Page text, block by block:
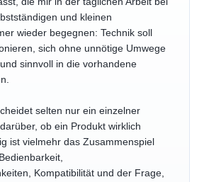
und kleinen
wieder begegnen: Technik soll
sich ohne unnötige Umwege
sinnvoll in die vorhandene
selten nur ein einzelner
ob ein Produkt wirklich
ist vielmehr das Zusammenspiel
Kompatibilität und der Frage,